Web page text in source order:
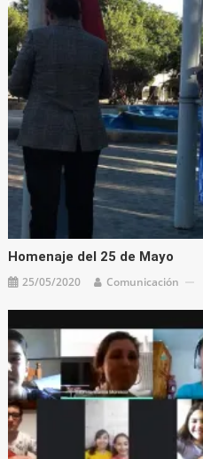
Homenaje del 25 de Mayo
25/05/2020 Comunicación